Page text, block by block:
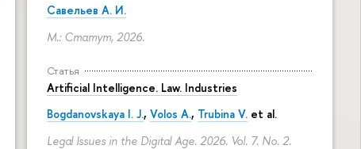
Савельев А. И.
М.: Статут, 2026.
Статья
Artificial Intelligence. Law. Industries
Bogdanovskaya I. J., Volos A., Trubina V. et al.
Legal Issues in the Digital Age. 2026. Vol. 7. No. 2.